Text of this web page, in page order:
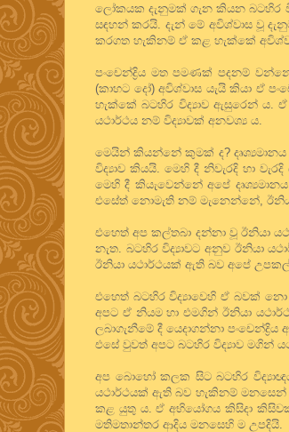
ලෝකයක දැනුමක් ගැන කියන බටහිර
සඳහන් කරයි. දැන් මේ අවිශ්වාස වූ
කරගත හැකිනම් ඒ කළ හැක්කේ
පංචෙන්ද්‍රිය මත පමණක් පදනම්
(කාහට දෝ) අවිශ්වාස යැයි කියා ඒ
හැක්කේ බටහිර විද්‍යාව ඇසුරෙන් ය.
යථාර්ථය නම් විද්‍යාවක් අනවශ්‍ය ය.
මෙයින් කියන්නේ කුමක් ද? දෘශ්‍යමානය
විද්‍යාව කියයි. මෙහි දී නිවැරදි හා
මෙහි දී කියැවෙන්නේ අපේ
එසේත් නොමැති නම් මැනෙන්නේ,
එහෙත් අප කල්තබා දන්නා වූ ඊනියා
නැත. බටහිර විද්‍යාවට අනුව ඊනියා
ඊනියා යථාර්ථයක් ඇති බව අපේ
එහෙත් බටහිර විද්‍යාවෙහි ඒ බවක්
අපට ඒ නියම හා එමගින් ඊනියා
ලබාගැනීමේ දී යෙදාගන්නා
එසේ වුවත් අපට බටහිර විද්‍යාව මගින්
අප බොහෝ කලක සිට බටහිර
යථාර්ථයක් ඇති බව හැකිනම්
කළ යුතු ය. ඒ අභියෝගය කිසිදා
මතිමතාන්තර ආදිය මනසෙහි ම උපදියි.